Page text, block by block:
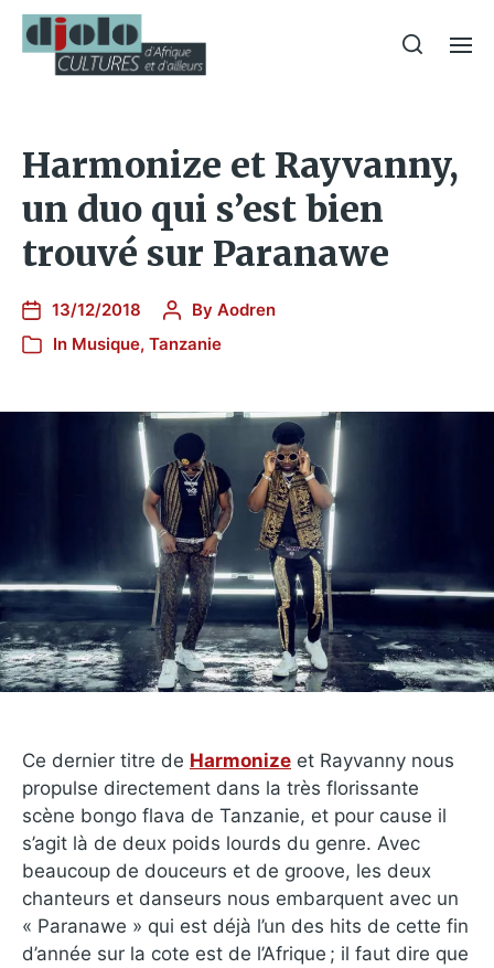
Harmonize et Rayvanny,
un duo qui s’est bien
trouvé sur Paranawe
13/12/2018 By Aodren
In Musique, Tanzanie
Ce dernier titre de Harmonize et Rayvanny nous
propulse directement dans la très florissante
scène bongo flava de Tanzanie, et pour cause il
s’agit là de deux poids lourds du genre. Avec
beaucoup de douceurs et de groove, les deux
chanteurs et danseurs nous embarquent avec un
« Paranawe » qui est déjà l’un des hits de cette fin
d’année sur la cote est de l’Afrique ; il faut dire que